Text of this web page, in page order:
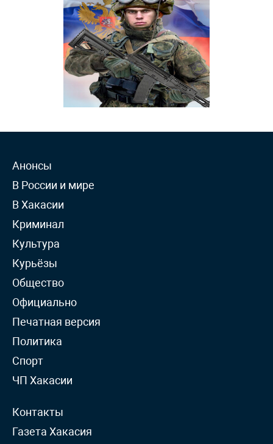
Анонсы
В России и мире
В Хакасии
Криминал
Культура
Курьёзы
Общество
Официально
Печатная версия
Политика
Спорт
ЧП Хакасии
Контакты
Газета Хакасия